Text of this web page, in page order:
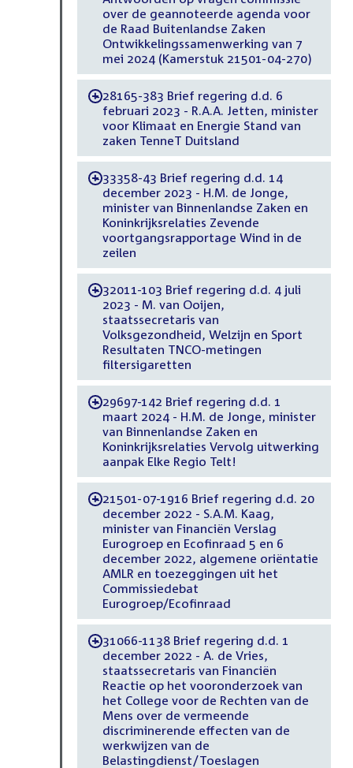
over de geannoteerde agenda voor
de Raad Buitenlandse Zaken
Ontwikkelingssamenwerking van 7
mei 2024 (Kamerstuk 21501-04-270)
-28165-383 Brief regering d.d. 6
februari 2023 - R.A.A. Jetten, minister
voor Klimaat en Energie Stand van
zaken TenneT Duitsland
-33358-43 Brief regering d.d. 14
december 2023 - H.M. de Jonge,
minister van Binnenlandse Zaken en
Koninkrijksrelaties Zevende
voortgangsrapportage Wind in de
zeilen
-32011-103 Brief regering d.d. 4 juli
2023 - M. van Ooijen,
staatssecretaris van
Volksgezondheid, Welzijn en Sport
Resultaten TNCO-metingen
filtersigaretten
-29697-142 Brief regering d.d. 1
maart 2024 - H.M. de Jonge, minister
van Binnenlandse Zaken en
Koninkrijksrelaties Vervolg uitwerking
aanpak Elke Regio Telt!
-21501-07-1916 Brief regering d.d. 20
december 2022 - S.A.M. Kaag,
minister van Financiën Verslag
Eurogroep en Ecofinraad 5 en 6
december 2022, algemene oriëntatie
AMLR en toezeggingen uit het
Commissiedebat
Eurogroep/Ecofinraad
-31066-1138 Brief regering d.d. 1
december 2022 - A. de Vries,
staatssecretaris van Financiën
Reactie op het vooronderzoek van
het College voor de Rechten van de
Mens over de vermeende
discriminerende effecten van de
werkwijzen van de
Belastingdienst/Toeslagen